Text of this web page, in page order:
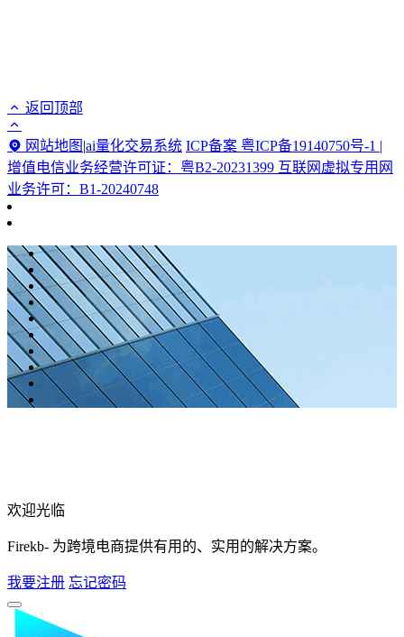
返回顶部
网站地图 |ai量化交易系统 ICP备案 粤ICP备19140750号-1 |
增值电信业务经营许可证：粤B2-20231399 互联网虚拟专用网
业务许可：B1-20240748
欢迎光临
Firekb- 为跨境电商提供有用的、实用的解决方案。
我要注册 忘记密码